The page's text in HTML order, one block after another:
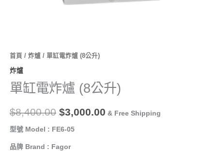
首頁 / 炸爐 / 單缸電炸爐 (8公升)
炸爐
單缸電炸爐 (8公升)
$8,400.00 $3,000.00 & Free Shipping
型號 Model : FE6-05
品牌 Brand : Fagor